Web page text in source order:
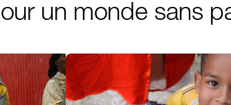
un monde sans